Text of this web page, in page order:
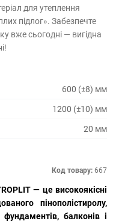
для утеплення
підлог». Забезпечте
вже сьогодні — вигідна
600 (±8) мм
1200 (±10) мм
20 мм
Код товару: 667
— це високоякісні
пінополістиролу,
балконів і